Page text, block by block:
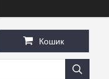
Кошик